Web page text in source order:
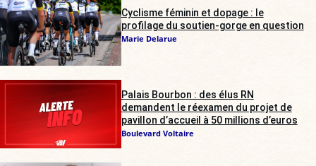
Cyclisme féminin et dopage : le
profilage du soutien-gorge en question
Marie Delarue
Palais Bourbon : des élus RN
demandent le réexamen du projet de
pavillon d’accueil à 50 millions d’euros
Boulevard Voltaire